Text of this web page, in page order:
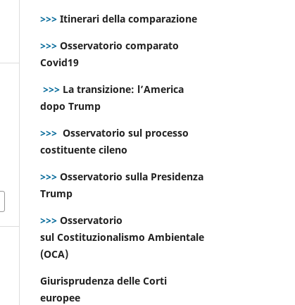
>>> Itinerari della comparazione
>>> Osservatorio comparato
Covid19
>>> La transizione: l’America
dopo Trump
>>> Osservatorio sul processo
costituente cileno
>>> Osservatorio sulla Presidenza
Trump
>>> Osservatorio
sul Costituzionalismo Ambientale
(OCA)
Giurisprudenza delle Corti
europee